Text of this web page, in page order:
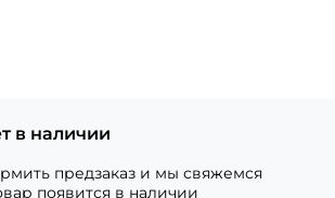
в наличии
предзаказ и мы свяжемся
появится в наличии